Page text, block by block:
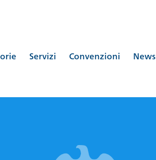
Servizi Convenzioni News